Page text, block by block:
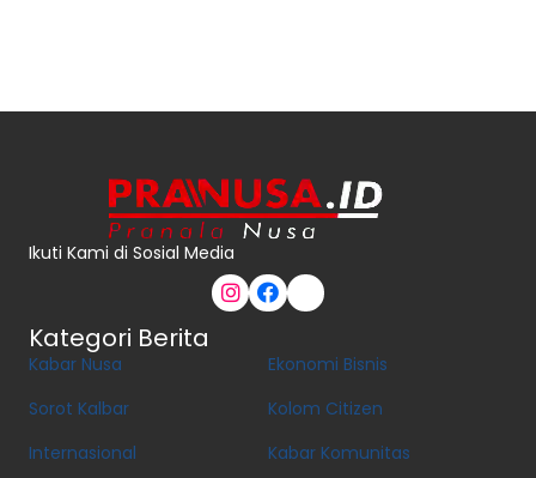
Ikuti Kami di Sosial Media
Kategori Berita
Kabar Nusa
Sorot Kalbar
Internasional
Ekonomi Bisnis
Kolom Citizen
Kabar Komunitas